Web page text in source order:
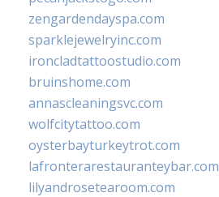
zengardendayspa.com
sparklejewelryinc.com
ironcladtattoostudio.com
bruinshome.com
annascleaningsvc.com
wolfcitytattoo.com
oysterbayturkeytrot.com
lafronterarestauranteybar.com
lilyandrosetearoom.com